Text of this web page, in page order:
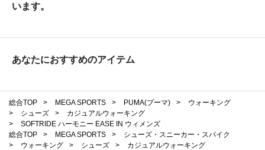
います。
あなたにおすすめのアイテム
総合TOP > MEGA SPORTS > PUMA(プーマ) >
ウォーキング
>
シューズ >
カジュアルウォーキング
>
SOFTRIDE ハーモニー EASE IN ウィメンズ
総合TOP
> MEGA SPORTS >
シューズ・スニーカー・スパイク
>
ウォーキング > シューズ >
カジュアルウォーキング